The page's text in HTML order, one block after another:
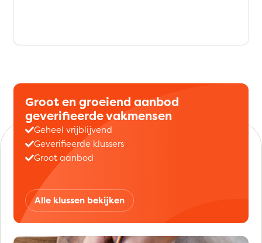
Groot en groeiend aanbod
geverifieerde vakmensen
Geheel vrijblijvend
Geverifieerde klussers
Groot aanbod
Alle klussen bekijken